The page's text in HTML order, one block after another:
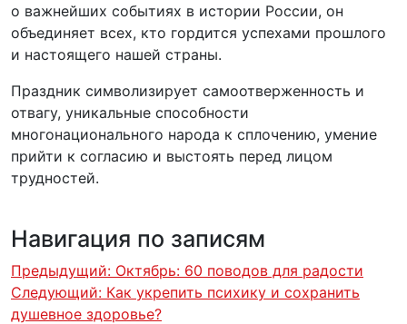
о важнейших событиях в истории России, он
объединяет всех, кто гордится успехами прошлого
и настоящего нашей страны.
Праздник символизирует самоотверженность и
отвагу, уникальные способности
многонационального народа к сплочению, умение
прийти к согласию и выстоять перед лицом
трудностей.
Навигация по записям
Предыдущий: Октябрь: 60 поводов для радости
Следующий: Как укрепить психику и сохранить
душевное здоровье?